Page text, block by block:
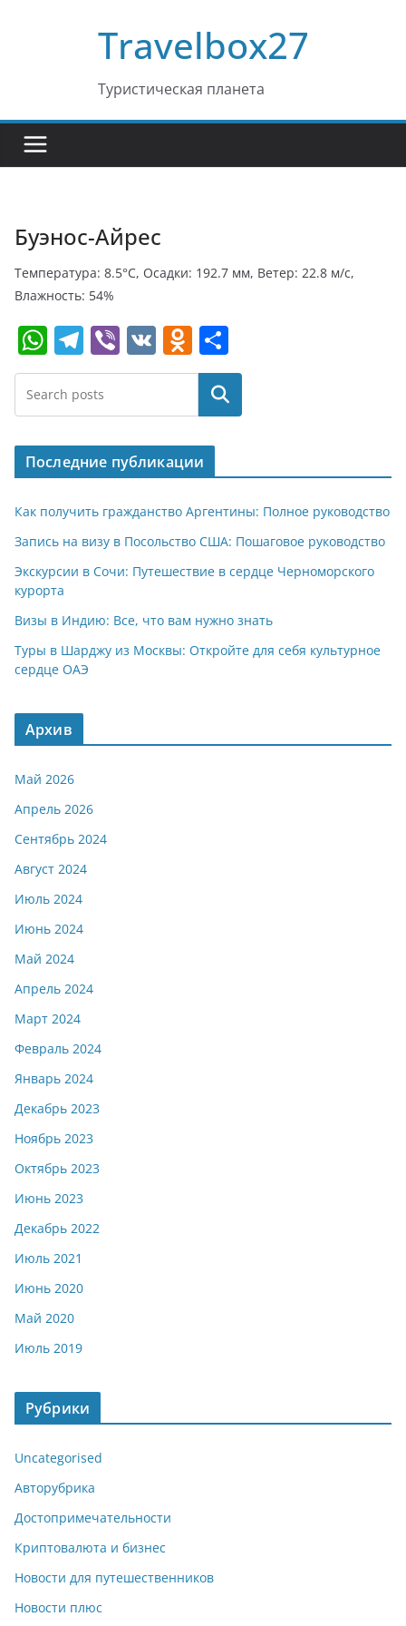
Travelbox27
Туристическая планета
Буэнос-Айрес
Температура: 8.5°C, Осадки: 192.7 мм, Ветер: 22.8 м/с,
Влажность: 54%
W
h
at
s
A
p
p
T
el
e
gr
a
m
Vi
b
V
K
O
d
o
kl
a
ss
ni
ki
т
п
р
в
и
т
ь
Поиск
Последние публикации
Как получить гражданство Аргентины: Полное руководство
Запись на визу в Посольство США: Пошаговое руководство
Экскурсии в Сочи: Путешествие в сердце Черноморского
курорта
Визы в Индию: Все, что вам нужно знать
Туры в Шарджу из Москвы: Откройте для себя культурное
сердце ОАЭ
Архив
Май 2026
Апрель 2026
Сентябрь 2024
Август 2024
Июль 2024
Июнь 2024
Май 2024
Апрель 2024
Март 2024
Февраль 2024
Январь 2024
Декабрь 2023
Ноябрь 2023
Октябрь 2023
Июнь 2023
Декабрь 2022
Июль 2021
Июнь 2020
Май 2020
Июль 2019
Рубрики
Uncategorised
Авторубрика
Достопримечательности
Криптовалюта и бизнес
Новости для путешественников
Новости плюс